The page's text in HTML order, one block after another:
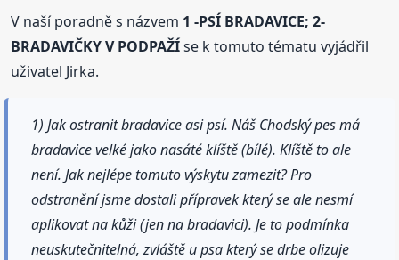
V naší poradně s názvem 1 -PSÍ BRADAVICE; 2-
BRADAVIČKY V PODPAŽÍse k tomuto tématu vyjádřil
uživatel Jirka.
1) Jak ostranit bradavice asi psí. Náš Chodský pes má
bradavice velké jako nasáté klíště (bílé). Klíště to ale
není. Jak nejlépe tomuto výskytu zamezit? Pro
odstranění jsme dostali přípravek který se ale nesmí
aplikovat na kůži (jen na bradavici). Je to podmínka
neuskutečnitelná, zvláště u psa který se drbe olizuje